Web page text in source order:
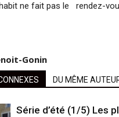
ne fait pas le
rendez-
Gonin
DU MÊME
Série d’été (1/5) Les